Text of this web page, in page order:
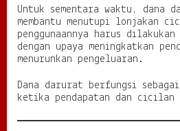
Untuk sementara waktu, dana
membantu menutupi lonjakan
penggunaannya harus
dengan upaya meningkatkan
menurunkan pengeluaran.
Dana darurat berfungsi
ketika pendapatan dan cicilan